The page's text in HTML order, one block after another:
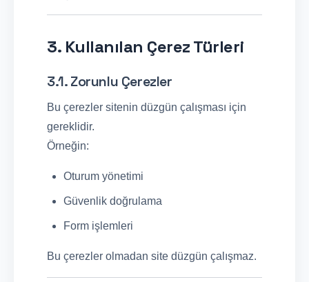
3. Kullanılan Çerez Türleri
3.1. Zorunlu Çerezler
Bu çerezler sitenin düzgün çalışması için
gereklidir.
Örneğin:
Oturum yönetimi
Güvenlik doğrulama
Form işlemleri
Bu çerezler olmadan site düzgün çalışmaz.